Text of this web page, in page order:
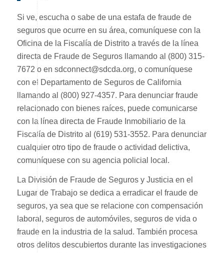
Si ve, escucha o sabe de una estafa de fraude de
seguros que ocurre en su área, comuníquese con la
Oficina de la Fiscalía de Distrito a través de la línea
directa de Fraude de Seguros llamando al (800) 315-
7672 o en sdconnect@sdcda.org, o comuníquese
con el Departamento de Seguros de California
llamando al (800) 927-4357. Para denunciar fraude
relacionado con bienes raíces, puede comunicarse
con la línea directa de Fraude Inmobiliario de la
Fiscalía de Distrito al (619) 531-3552. Para denunciar
cualquier otro tipo de fraude o actividad delictiva,
comuníquese con su agencia policial local.
La División de Fraude de Seguros y Justicia en el
Lugar de Trabajo se dedica a erradicar el fraude de
seguros, ya sea que se relacione con compensación
laboral, seguros de automóviles, seguros de vida o
fraude en la industria de la salud. También procesa
otros delitos descubiertos durante las investigaciones